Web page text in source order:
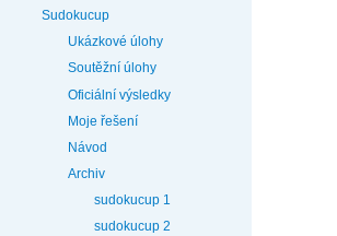
Sudokucup
Ukázkové úlohy
Soutěžní úlohy
Oficiální výsledky
Moje řešení
Návod
Archiv
sudokucup 1
sudokucup 2